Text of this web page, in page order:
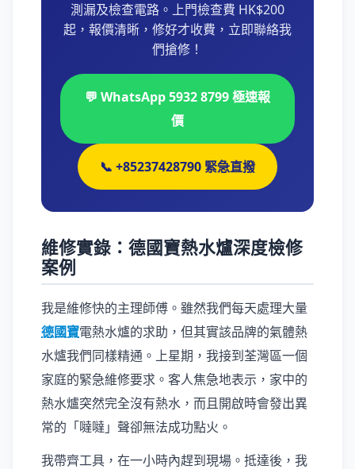
測漏及檢查電路。上門檢查費 HK$200
起，報價清晰，修好才收費，立即聯絡我
們搶修！
💬 WhatsApp 5932 8799 極速報
價
📞 +85237428790 緊急直撥
維修實錄：德國寶熱水爐深度檢修
案例
我是維修快的主理師傅。雖然我們每天處理大量
德國寶電熱水爐的求助，但其實該品牌的氣體熱
水爐我們同樣精通。上星期，我接到荃灣區一個
家庭的緊急維修要求。客人焦急地表示，家中的
熱水爐突然完全沒有熱水，而且開啟時會發出異
常的「噠噠」聲卻無法成功點火。
我帶齊工具，在一小時內趕到現場。抵達後，我